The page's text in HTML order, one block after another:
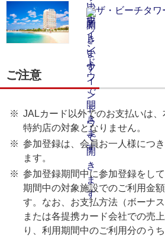
ザ・ビーチタワ
ご注意
JALカード以外でのお支払いは
特約店の対象となりません。
参加登録は、会員お一人様につ
ます。
参加登録期間中に参加登録をし
期間中の対象施設でのご利用金
す。なお、お支払方法（ボーナ
または各提携カード会社での売
り、利用期間中のご利用分のう